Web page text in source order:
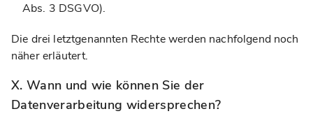
Abs. 3 DSGVO).
Die drei letztgenannten Rechte werden nachfolgend noch
näher erläutert.
X. Wann und wie können Sie der
Datenverarbeitung widersprechen?